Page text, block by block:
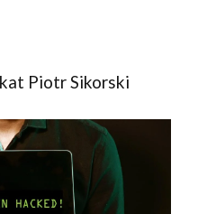
Piotr Sikorski